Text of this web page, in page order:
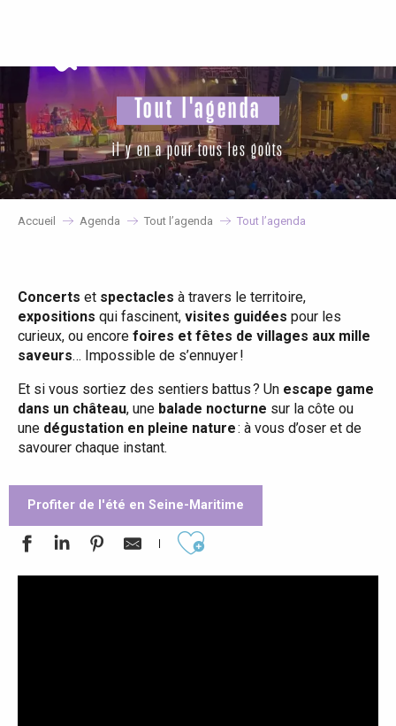
principal
Tout l'agenda
il y en a pour tous les goûts
Accueil Agenda Tout l’agenda Tout l’agenda
Concerts et spectacles à travers le territoire,
expositions qui fascinent, visites guidées pour les
curieux, ou encore foires et fêtes de villages aux mille
saveurs… Impossible de s’ennuyer !
Et si vous sortiez des sentiers battus ? Un escape game
dans un château, une balade nocturne sur la côte ou
une dégustation en pleine nature: à vous d’oser et de
savourer chaque instant.
Profiter de l'été en Seine-Maritime
Ajouter aux favoris